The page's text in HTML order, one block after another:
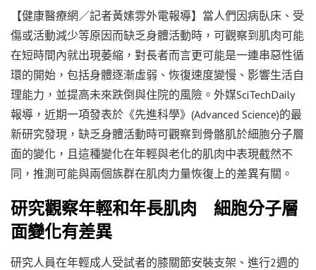
【健康醫療網／記者黃嫊雰外電報導】當人們因病臥床、受
傷或活動減少等原因而缺乏身體活動時，可觀察到肌肉可能
在短時間內就出現萎縮，對長者而言更可能是一連串惡性循
環的開始，包括身體逐漸虛弱、恢復速度變慢、影響生活自
理能力，並提高未來跌倒與住院的風險。外媒SciTechDaily
報導，近期一項發表於《先進科學》(Advanced Science)的最
新研究發現，缺乏身體活動時可觀察到骨骼肌於細胞分子層
面的變化，且這種變化在年輕與老化的肌肉中表現截然不
同，推測可能與兩個族群在肌肉力量恢復上的差異有關。
研究觀察年輕和年長肌肉 細胞分子層
面變化有差異
研究人員在年輕成人受試者的膝關節安裝支架、進行2週的